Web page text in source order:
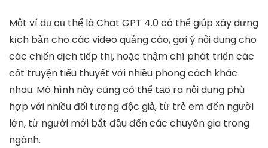
Một ví dụ cụ thể là Chat GPT 4.0 có thể giúp xây dựng
kịch bản cho các video quảng cáo, gợi ý nội dung cho
các chiến dịch tiếp thị, hoặc thậm chí phát triển các
cốt truyện tiểu thuyết với nhiều phong cách khác
nhau. Mô hình này cũng có thể tạo ra nội dung phù
hợp với nhiều đối tượng độc giả, từ trẻ em đến người
lớn, từ người mới bắt đầu đến các chuyên gia trong
ngành.